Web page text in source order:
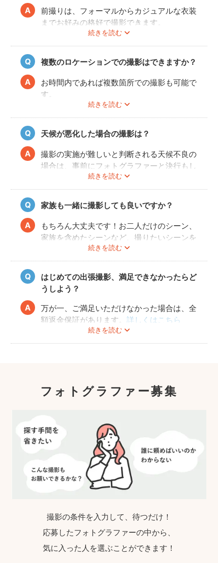
続きを読む
前撮りは、フォーマルからカジュアルな衣装
までお好みの格好で撮影できます。
最近では式当日と異なる雰囲気を残せる、カ
ジュアルな服装も人気が高いです。
和装・ウェディングドレス・タキシードだけ
でなく、女性はミニドレス、男性はハットを
かぶったり、カラフルな蝶ネクタイをした
り、ジャケット以外のスタイルも流行ってい
複数のロケーションでの撮影はできますか？
続きを読む
お時間内であれば複数箇所での撮影も可能で
す。
事前に撮りたい場所や撮影のイメージをフォ
トグラファーさんと相談しておくと撮影もス
ムーズに行うことができますよ。
天候が悪化した場合の撮影は？
続きを読む
撮影の実施が難しいと判断される天候不良の
場合は、事前にフォトグラファーと決行もし
くは日時変更をご相談ください。
日時変更方法はこちらをご参照ください。
家族も一緒に撮影しても良いですか？
続きを読む
もちろん大丈夫です！お二人だけのシーン、
家族を含めたシーンなど、撮りたいシーンを
フォトグラファーさんに相談してみてくださ
いね。
はじめての出張撮影、満足できなかったらど
うしよう？
続きを読む
万が一、ご満足いただけなかった場合は、全
額返金保証があります。詳しくはこちら
フォトグラファー募集
撮影の条件を入力して、待つだけ！
応募したフォトグラファーの中から、
気に入った人を選ぶことができます！